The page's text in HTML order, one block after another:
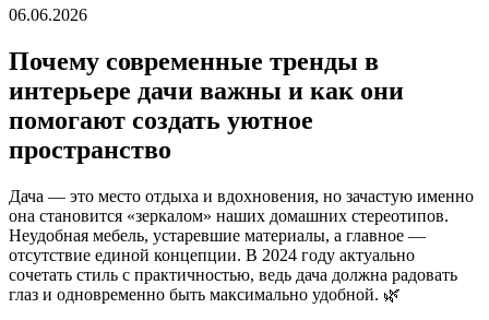
06.06.2026
Почему современные тренды в
интерьере дачи важны и как они
помогают создать уютное
пространство
Дача — это место отдыха и вдохновения, но зачастую именно
она становится «зеркалом» наших домашних стереотипов.
Неудобная мебель, устаревшие материалы, а главное —
отсутствие единой концепции. В 2024 году актуально
сочетать стиль с практичностью, ведь дача должна радовать
глаз и одновременно быть максимально удобной. 🌿